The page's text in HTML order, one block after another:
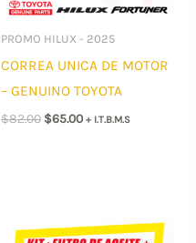
PROMO HILUX - 2025
CORREA UNICA DE MOTOR
– GENUINO TOYOTA
$82.00 El
$65.00El+ I.T.B.M.S